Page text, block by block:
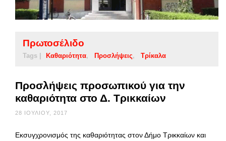
Πρωτοσέλιδο
Tags | Καθαριότητα Προσλήψεις Τρίκαλα
Προσλήψεις προσωπικού για την
καθαριότητα στο Δ. Τρικκαίων
28 ΙΟΥΛΊΟΥ, 2017
Εκσυγχρονισμός της καθαριότητας στον Δήμο Τρικκαίων και